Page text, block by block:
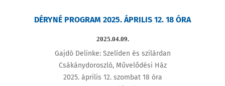
DÉRYNÉ PROGRAM 2025. ÁPRILIS 12. 18 ÓRA
2025.04.09.
Gajdó Delinke: Szelíden és szilárdan
Csákánydoroszló, Művelődési Ház
2025. április 12. szombat 18 óra